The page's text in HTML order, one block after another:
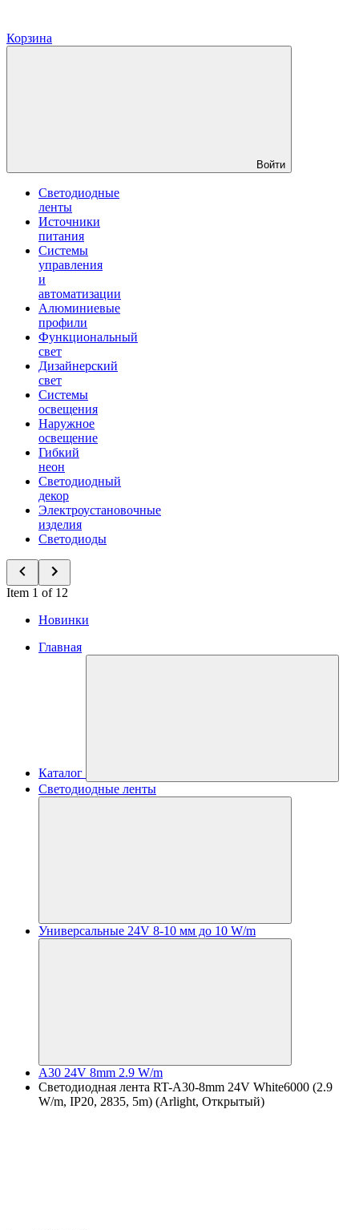
Корзина
Войти
Светодиодные
ленты
Источники
питания
Системы
управления
и
автоматизации
Алюминиевые
профили
Функциональный
свет
Дизайнерский
свет
Системы
освещения
Наружное
освещение
Гибкий
неон
Светодиодный
декор
Электроустановочные
изделия
Светодиоды
Item 1 of 12
Новинки
Главная
Каталог
Светодиодные ленты
Универсальные 24V 8-10 мм до 10 W/m
A30 24V 8mm 2.9 W/m
Светодиодная лента RT-A30-8mm 24V White6000 (2.9
W/m, IP20, 2835, 5m) (Arlight, Открытый)